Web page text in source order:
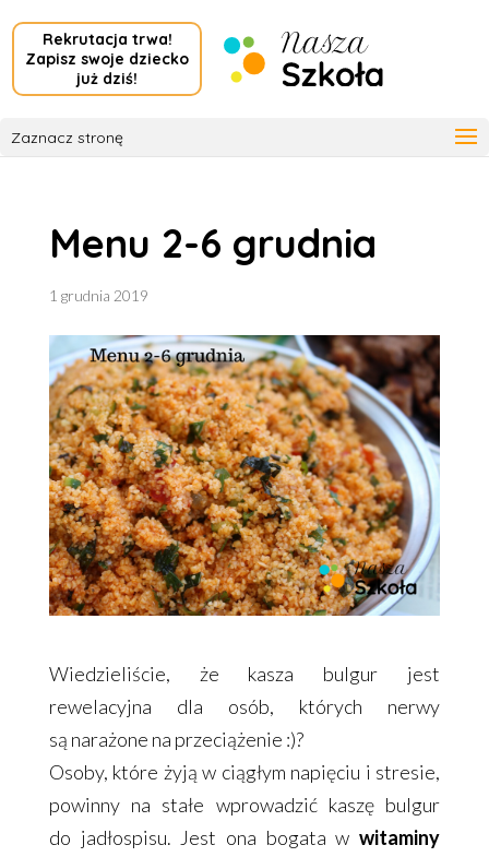
Rekrutacja trwa!
Zapisz swoje dziecko
już dziś!
Zaznacz stronę
Menu 2-6 grudnia
1 grudnia 2019
Wiedzieliście, że kasza bulgur jest
rewelacyjna dla osób, których nerwy
są narażone na przeciążenie :)?
Osoby, które żyją w ciągłym napięciu i stresie,
powinny na stałe wprowadzić kaszę bulgur
do jadłospisu. Jest ona bogata wwitaminy